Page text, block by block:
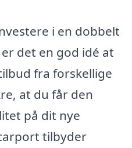
i en dobbelt
det en god idé at
fra forskellige
at du får den
på dit nye
tilbyder